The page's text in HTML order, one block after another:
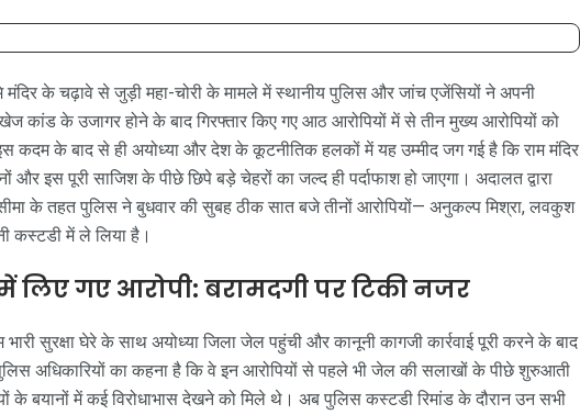
मंदिर के चढ़ावे से जुड़ी महा-चोरी के मामले में स्थानीय पुलिस और जांच एजेंसियों ने अपनी
कांड के उजागर होने के बाद गिरफ्तार किए गए आठ आरोपियों में से तीन मुख्य आरोपियों को
कदम के बाद से ही अयोध्या और देश के कूटनीतिक हलकों में यह उम्मीद जग गई है कि राम मंदिर
इस पूरी साजिश के पीछे छिपे बड़े चेहरों का जल्द ही पर्दाफाश हो जाएगा। अदालत द्वारा
के तहत पुलिस ने बुधवार की सुबह ठीक सात बजे तीनों आरोपियों— अनुकल्प मिश्रा, लवकुश
कस्टडी में ले लिया है।
गए आरोपी: बरामदगी पर टिकी नजर
सुरक्षा घेरे के साथ अयोध्या जिला जेल पहुंची और कानूनी कागजी कार्रवाई पूरी करने के बाद
अधिकारियों का कहना है कि वे इन आरोपियों से पहले भी जेल की सलाखों के पीछे शुरुआती
के बयानों में कई विरोधाभास देखने को मिले थे। अब पुलिस कस्टडी रिमांड के दौरान उन सभी